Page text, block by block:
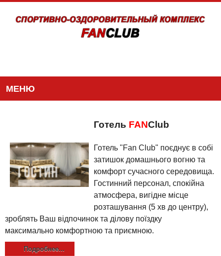
МЕНЮ
Готель FANClub
Готель "Fan Club" поєднує в собі
затишок домашнього вогню та
комфорт сучасного середовища.
Гостинний персонал, спокійна
атмосфера, вигідне місце
розташування (5 хв до центру),
зроблять Ваш відпочинок та ділову поїздку
максимально комфортною та приємною.
Подробнее...